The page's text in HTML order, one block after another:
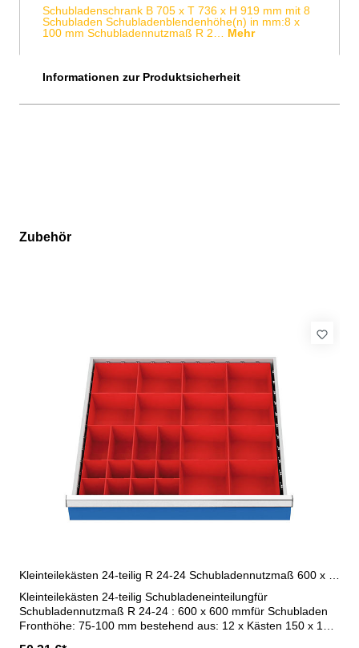
Schubladenschrank B 705 x T 736 x H 919 mm mit 8
Schubladen Schubladenblendenhöhe(n) in mm:8 x
100 mm Schubladennutzmaß R 2… Mehr
Informationen zur Produktsicherheit
Produktgalerie überspringen
Zubehör
Kleinteilekästen 24-teilig Schubladeneinteilungfür
Schubladennutzmaß R 24-24 : 600 x 600 mmfür Schubladen
Fronthöhe: 75-100 mm bestehend aus: 12 x Kästen 150 x 150